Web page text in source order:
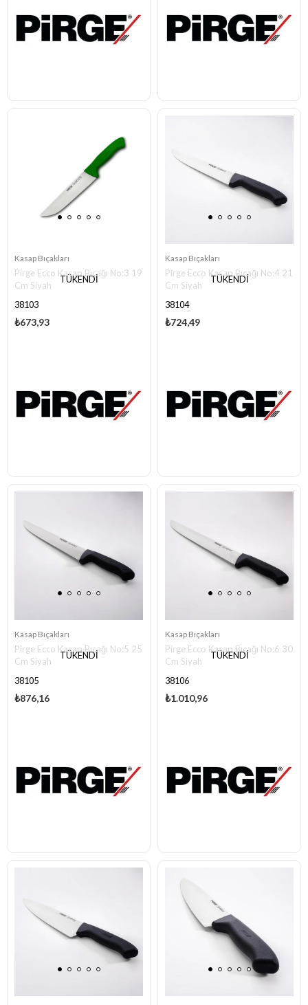
TÜKENDI
Kasap Bıçakları
Pirge Ecco Kasap Bıçağı No:3 19
Cm Siyah
38103
₺673,93
TÜKENDI
Kasap Bıçakları
Pirge Ecco Kasap Bıçağı No:4 21
Cm Siyah
38104
₺724,49
TÜKENDI
Kasap Bıçakları
Pirge Ecco Kasap Bıçağı No:5 25
Cm Siyah
38105
₺876,16
TÜKENDI
Kasap Bıçakları
Pirge Ecco Kasap Bıçağı No:6 30
Cm Siyah
38106
₺1.010,96